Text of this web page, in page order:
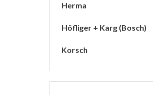
Herma
Höfliger + Karg (Bosch)
Korsch